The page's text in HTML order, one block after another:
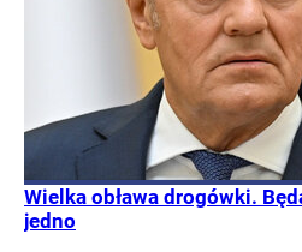
Wielka obława drogówki.
jedno